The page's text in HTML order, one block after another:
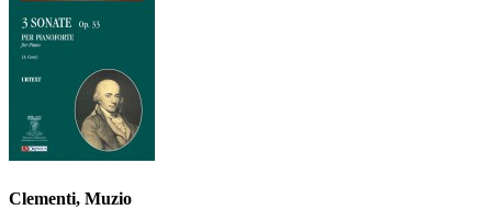
Clementi, Muzio